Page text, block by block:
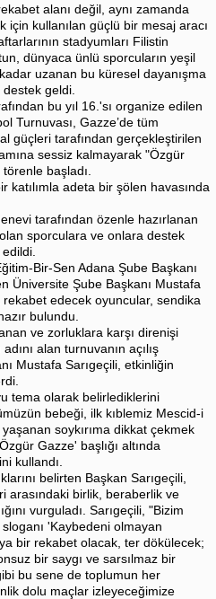
alanı değil, aynı zamanda
kullanılan güçlü bir mesaj aracı
stadyumları Filistin
dünyaca ünlü sporcuların yeşil
uzanan bu küresel dayanışma
geldi.
bu yıl 16.'sı organize edilen
Turnuvası, Gazze’de tüm
güçleri tarafından gerçekleştirilen
sessiz kalmayarak "Özgür
başladı.
katılımla adeta bir şölen havasında
tarafından özenle hazırlanan
sporculara ve onlara destek
Bir-Sen Adana Şube Başkanı
Üniversite Şube Başkanı Mustafa
edecek oyuncular, sendika
bulundu.
ve zorluklara karşı direnişi
alan turnuvanın açılış
Mustafa Sarıgeçili, etkinliğin
tema olarak belirlediklerini
bebeği, ilk kıblemiz Mescid-i
soykırıma dikkat çekmek
Gazze' başlığı altında
kullandı.
belirten Başkan Sarıgeçili,
arasındaki birlik, beraberlik ve
vurguladı. Sarıgeçili, "Bizim
'Kaybedeni olmayan
bir rekabet olacak, ter dökülecek;
bir saygı ve sarsılmaz bir
bu sene de toplumun her
dolu maçlar izleyeceğimize